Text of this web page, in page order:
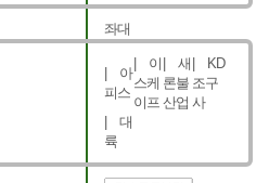
좌대
| 아
피스
| 이
스케
이프
| 새
론불
산업
| KD
조구
사
| 대
륙